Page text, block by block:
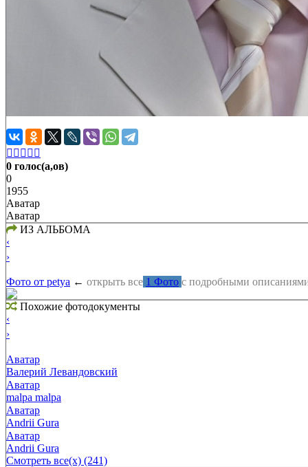
    
0 голос(а,ов)
0
1955
Аватар
Аватар
ИЗ АЛЬБОМА
‹
›
Фото от petya ← открыть все 1 Фото с подробными
Похожие фотодокументы
‹
›
Аватар
Валерий Левандовский
Аватар
malpa malpa
Аватар
Andrii Gura
Аватар
Andrii Gura
Смотреть все(х) (241)